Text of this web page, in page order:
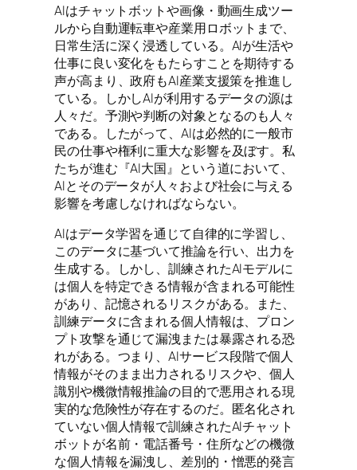
AIはチャットボットや画像・動画生成ツー
ルから自動運転車や産業用ロボットまで、
日常生活に深く浸透している。AIが生活や
仕事に良い変化をもたらすことを期待する
声が高まり、政府もAI産業支援策を推進し
ている。しかしAIが利用するデータの源は
人々だ。予測や判断の対象となるのも人々
である。したがって、AIは必然的に一般市
民の仕事や権利に重大な影響を及ぼす。私
たちが進む『AI大国』という道において、
AIとそのデータが人々および社会に与える
影響を考慮しなければならない。
AIはデータ学習を通じて自律的に学習し、
このデータに基づいて推論を行い、出力を
生成する。しかし、訓練されたAIモデルに
は個人を特定できる情報が含まれる可能性
があり、記憶されるリスクがある。また、
訓練データに含まれる個人情報は、プロン
プト攻撃を通じて漏洩または暴露される恐
れがある。つまり、AIサービス段階で個人
情報がそのまま出力されるリスクや、個人
識別や機微情報推論の目的で悪用される現
実的な危険性が存在するのだ。匿名化され
ていない個人情報で訓練されたAIチャット
ボットが名前・電話番号・住所などの機微
な個人情報を漏洩し、差別的・憎悪的発言